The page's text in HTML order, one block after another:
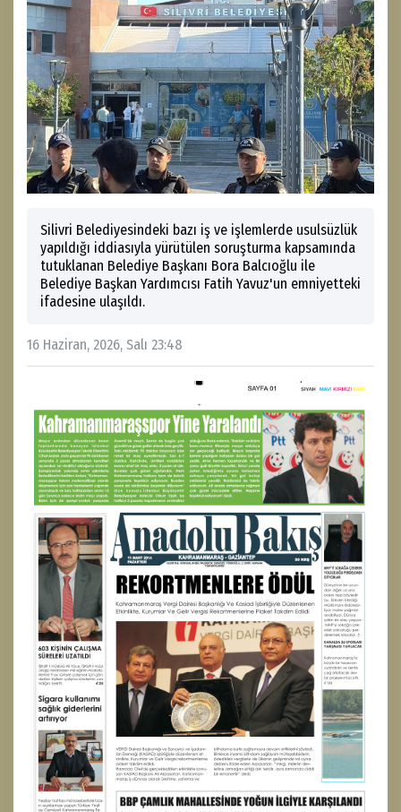
Silivri Belediyesindeki bazı iş ve işlemlerde usulsüzlük
yapıldığı iddiasıyla yürütülen soruşturma kapsamında
tutuklanan Belediye Başkanı Bora Balcıoğlu ile
Belediye Başkan Yardımcısı Fatih Yavuz'un emniyetteki
ifadesine ulaşıldı.
16 Haziran, 2026, Salı 23:48